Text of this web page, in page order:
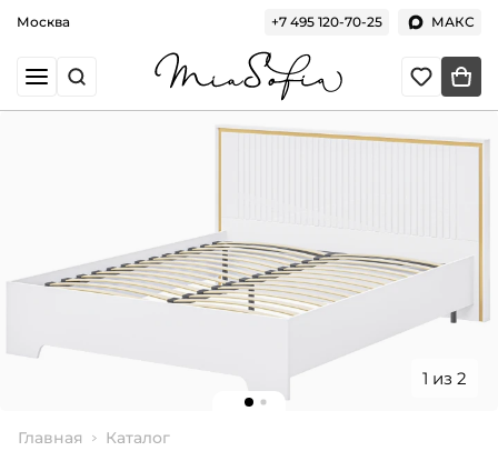
Москва +7 495 120-70-25 МАКС
1 из 2
Главная Каталог